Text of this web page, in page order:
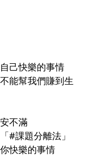
己快樂的事情
能幫我們賺到生
不滿
#課題分離法」
快樂的事情